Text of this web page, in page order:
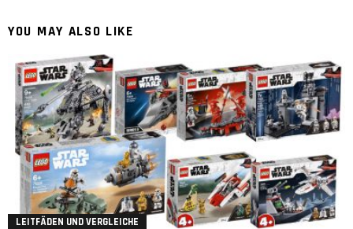
YOU MAY ALSO LIKE
LEITFÄDEN UND VERGLEICHE